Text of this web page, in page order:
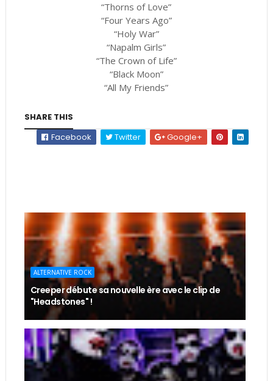
“Thorns of Love”
“Four Years Ago”
“Holy War”
“Napalm Girls”
“The Crown of Life”
“Black Moon”
“All My Friends”
SHARE THIS
Facebook
Twitter Google+
ALTERNATIVE ROCK
Creeper débute sa nouvelle ère avec le clip de
"Headstones" !